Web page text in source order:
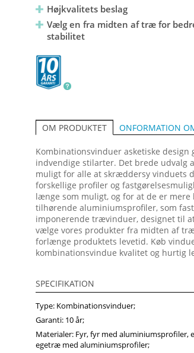
Højkvalitets beslag
Vælg en fra midten af træ for
stabilitet
OM PRODUKTET ONFORMATION
Kombinationsvinduer asketiske
indvendige stilarter. Det brede
muligt for alle at skræddersy vinduets
forskellige profiler og
længe som muligt, og for at de er
tilhørende aluminiumsprofiler, som
imponerende trævinduer, designet til
vælge vores produkter fra midten af
forlænge produktets levetid. Køb
kombinationsvindue kvalitet og hurtig
SPECIFIKATION
Type: Kombinationsvinduer;
Garanti: 10 år;
Materialer: Fyr, fyr med aluminiumsprofiler,
egetræ med aluminiumsprofiler;